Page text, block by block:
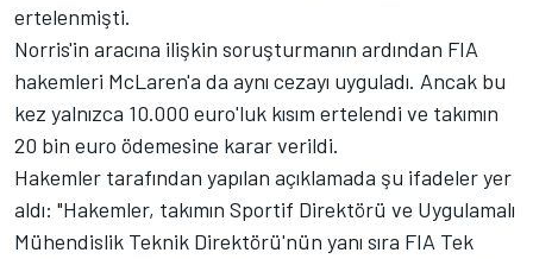
ertelenmişti.
Norris'in aracına ilişkin soruşturmanın ardından FIA
hakemleri McLaren'a da aynı cezayı uyguladı. Ancak bu
kez yalnızca 10.000 euro'luk kısım ertelendi ve takımın
20 bin euro ödemesine karar verildi.
Hakemler tarafından yapılan açıklamada şu ifadeler yer
aldı: "Hakemler, takımın Sportif Direktörü ve Uygulamalı
Mühendislik Teknik Direktörü'nün yanı sıra FIA Tek